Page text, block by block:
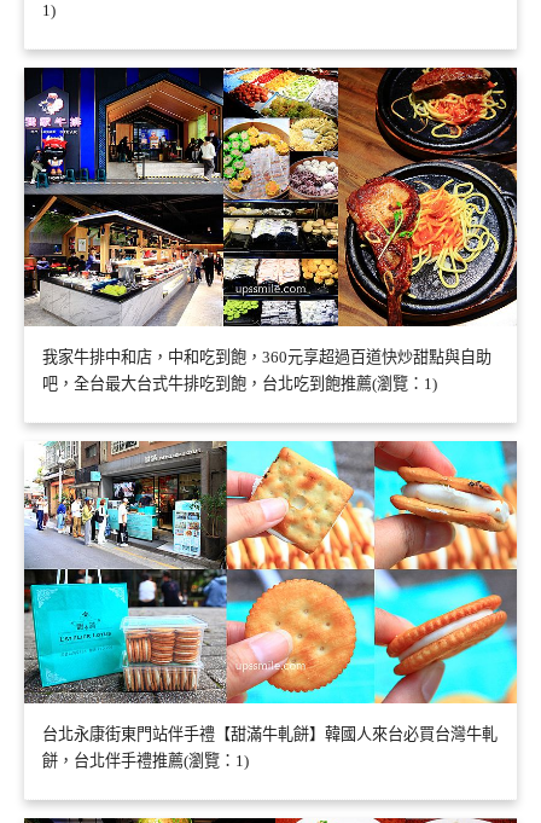
1)
我家牛排中和店，中和吃到飽，360元享超過百道快炒甜點與自助
吧，全台最大台式牛排吃到飽，台北吃到飽推薦(瀏覽：1)
台北永康街東門站伴手禮【甜滿牛軋餅】韓國人來台必買台灣牛軋
餅，台北伴手禮推薦(瀏覽：1)